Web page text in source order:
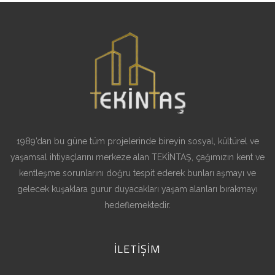
1989’dan bu güne tüm projelerinde bireyin sosyal, kültürel ve
yaşamsal ihtiyaçlarını merkeze alan TEKİNTAŞ, çağımızın kent ve
kentleşme sorunlarını doğru tespit ederek bunları aşmayı ve
gelecek kuşaklara gurur duyacakları yaşam alanları bırakmayı
hedeflemektedir.
İLETİŞİM